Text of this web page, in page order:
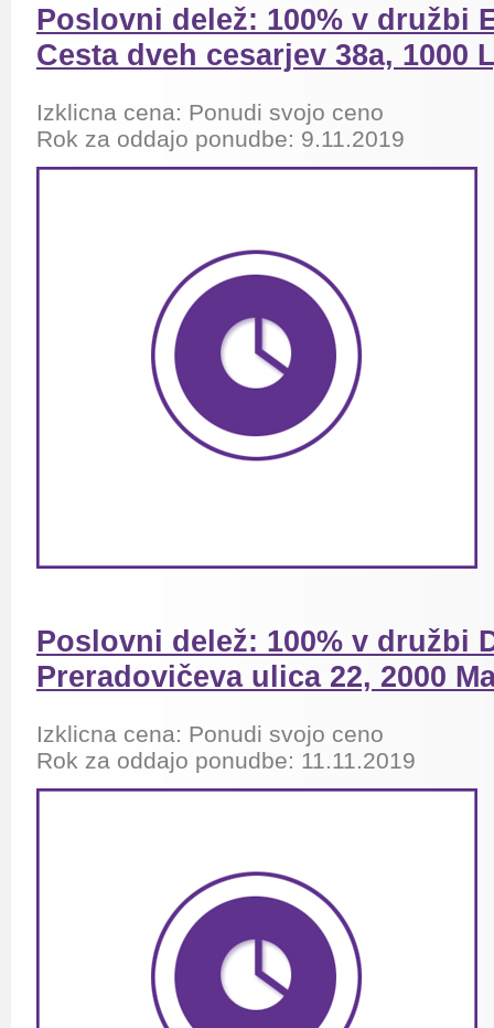
Poslovni delež: 100% v družbi
Cesta dveh cesarjev 38a, 1000
Izklicna cena: Ponudi svojo ceno
Rok za oddajo ponudbe: 9.11.2019
Poslovni delež: 100% v družbi
Preradovičeva ulica 22, 2000
Izklicna cena: Ponudi svojo ceno
Rok za oddajo ponudbe: 11.11.2019